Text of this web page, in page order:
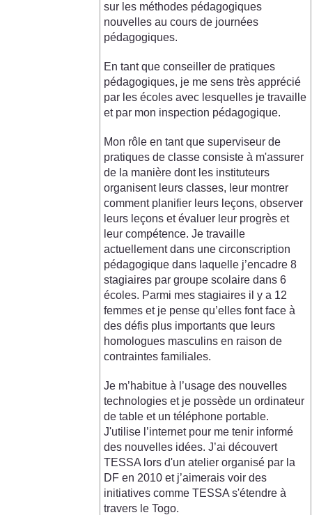
sur les méthodes pédagogiques
nouvelles au cours de journées
pédagogiques.
En tant que conseiller de pratiques
pédagogiques, je me sens très apprécié
par les écoles avec lesquelles je travaille
et par mon inspection pédagogique.
Mon rôle en tant que superviseur de
pratiques de classe consiste à m'assurer
de la manière dont les instituteurs
organisent leurs classes, leur montrer
comment planifier leurs leçons, observer
leurs leçons et évaluer leur progrès et
leur compétence. Je travaille
actuellement dans une circonscription
pédagogique dans laquelle j’encadre 8
stagiaires par groupe scolaire dans 6
écoles. Parmi mes stagiaires il y a 12
femmes et je pense qu’elles font face à
des défis plus importants que leurs
homologues masculins en raison de
contraintes familiales.
Je m’habitue à l’usage des nouvelles
technologies et je possède un ordinateur
de table et un téléphone portable.
J'utilise l’internet pour me tenir informé
des nouvelles idées. J’ai découvert
TESSA lors d'un atelier organisé par la
DF en 2010 et j’aimerais voir des
initiatives comme TESSA s'étendre à
travers le Togo.